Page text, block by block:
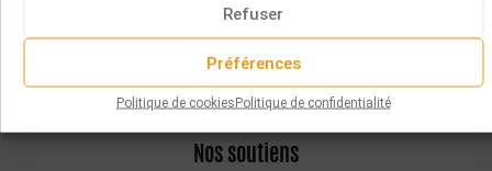
Refuser
Préférences
Politique de cookiesPolitique de confidentialité
Nos soutiens